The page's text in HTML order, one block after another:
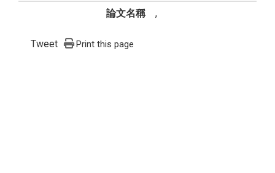
論文名稱 ,
Tweet Print this page